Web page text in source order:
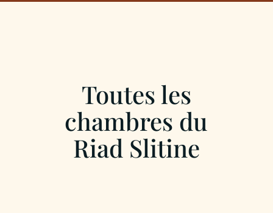
Toutes les
chambres du
Riad Slitine